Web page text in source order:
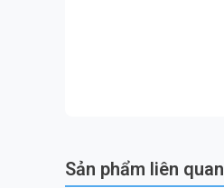
Sản phẩm liên quan